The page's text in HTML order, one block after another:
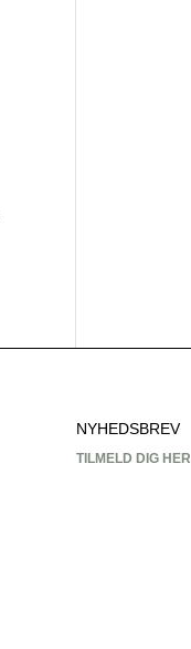
NYHEDSBREV
TILMELD DIG HER